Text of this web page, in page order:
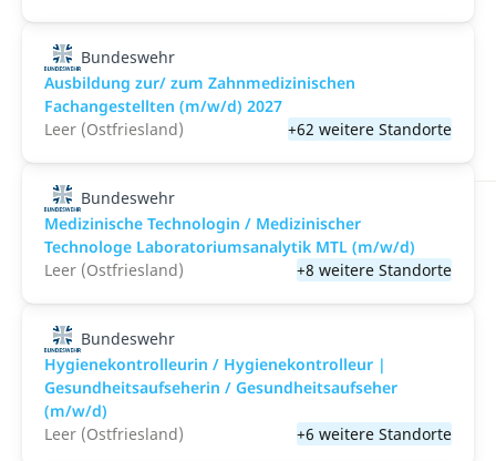
Bundeswehr
Ausbildung zur/ zum Zahnmedizinischen
Fachangestellten (m/w/d) 2027
Leer (Ostfriesland)
+62 weitere Standorte
Bundeswehr
Medizinische Technologin / Medizinischer
Technologe Laboratoriumsanalytik MTL (m/w/d)
Leer (Ostfriesland)
+8 weitere Standorte
Bundeswehr
Hygienekontrolleurin / Hygienekontrolleur |
Gesundheitsaufseherin / Gesundheitsaufseher
(m/w/d)
Leer (Ostfriesland)
+6 weitere Standorte